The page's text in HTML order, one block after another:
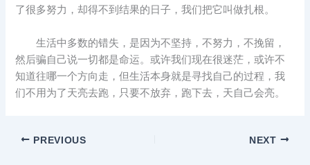
了很多努力，却得不到结果的日子，我们把它叫做扎根。
生活中多数的错失，是因为不坚持，不努力，不挽留，
然后骗自己说一切都是命运。或许我们现在很迷茫，或许不
知道往哪一个方向走，但生活本身就是寻找自己的过程，我
们不用为了天亮去跑，只要不放弃，跑下去，天自己会亮。
PREVIOUS NEXT